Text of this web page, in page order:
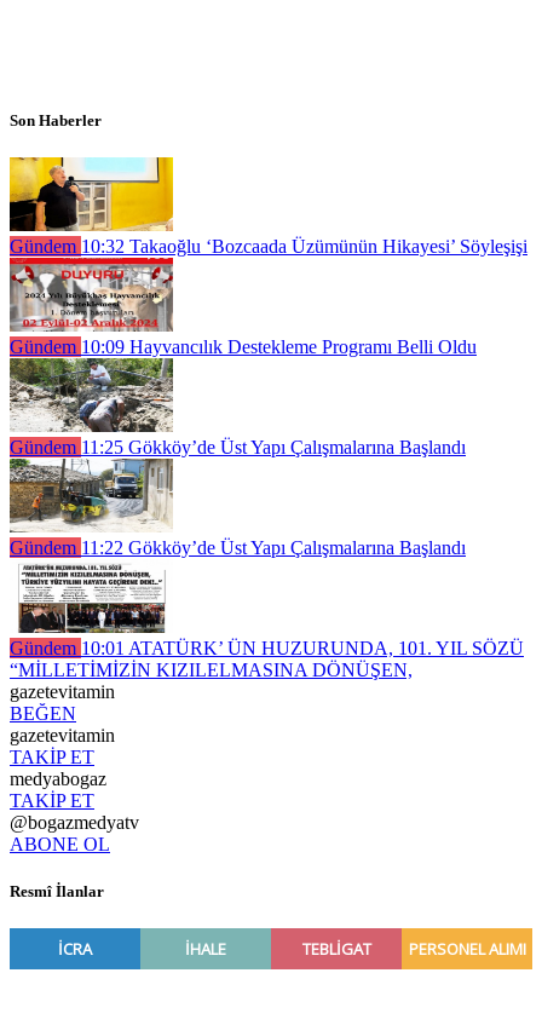
Son Haberler
Gündem 10:32 Takaoğlu ‘Bozcaada Üzümünün Hikayesi’ Söyleşişi
Gündem 10:09 Hayvancılık Destekleme Programı Belli Oldu
Gündem 11:25 Gökköy’de Üst Yapı Çalışmalarına Başlandı
Gündem 11:22 Gökköy’de Üst Yapı Çalışmalarına Başlandı
Gündem 10:01 ATATÜRK’ ÜN HUZURUNDA, 101. YIL SÖZÜ
“MİLLETİMİZİN KIZILELMASINA DÖNÜŞEN,
gazetevitamin
BEĞEN
gazetevitamin
TAKİP ET
medyabogaz
TAKİP ET
@bogazmedyatv
ABONE OL
Resmî İlanlar